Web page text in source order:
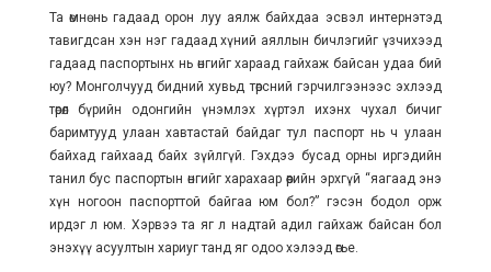
Та өмнө нь гадаад орон луу аялж байхдаа эсвэл интернэтэд
тавигдсан хэн нэг гадаад хүний аяллын бичлэгийг үзчихээд
гадаад паспортынх нь өнгийг хараад гайхаж байсан удаа бий
юу? Монголчууд бидний хувьд төрсний гэрчилгээнээс эхлээд
төрөл бүрийн одонгийн үнэмлэх хүртэл ихэнх чухал бичиг
баримтууд улаан хавтастай байдаг тул паспорт нь ч улаан
байхад гайхаад байх зүйлгүй. Гэхдээ бусад орны иргэдийн
танил бус паспортын өнгийг харахаар өөрийн эрхгүй “яагаад энэ
хүн ногоон паспорттой байгаа юм бол?” гэсэн бодол орж
ирдэг л юм. Хэрвээ та яг л надтай адил гайхаж байсан бол
энэхүү асуултын хариуг танд яг одоо хэлээд өгье.